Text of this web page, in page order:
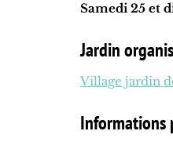
Samedi 25 et
Jardin
Village jardin
Informations